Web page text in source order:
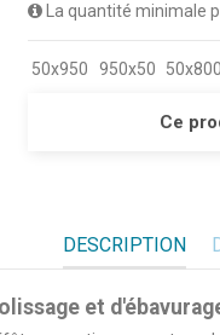
La quantité minimale
50x950 950x50 50x800
Ce
DESCRIPTION
et